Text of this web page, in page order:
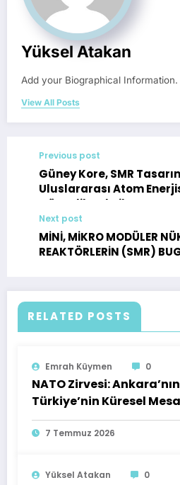
Yüksel Atakan
Add your Biographical Information.
View All Posts
Previous post
Güney Kore, SMR
Uluslararası Atom
Güvenlik Teknik Raporu
Next post
MİNİ, MİKRO MODÜLER
RELATED POSTS
Emrah Küymen 0
NATO Zirvesi:
Türkiye’nin Küresel
7 Temmuz 2026
Yüksel Atakan 0